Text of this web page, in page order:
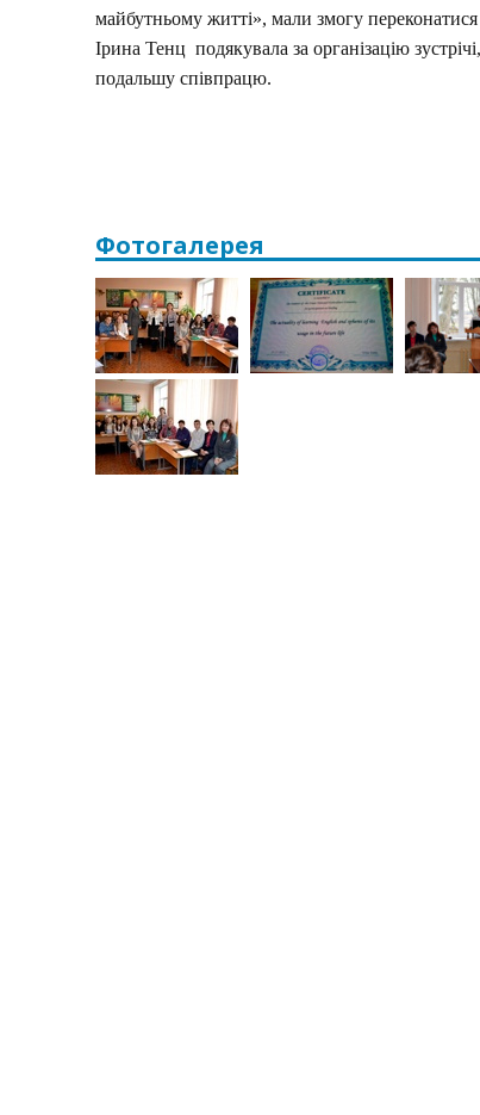
майбутньому житті», мали змогу
Ірина Тенц подякувала за організацію
подальшу співпрацю.
Фотогалерея